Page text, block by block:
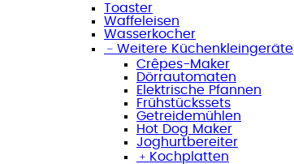
Toaster
Waffeleisen
Wasserkocher
﹣ Weitere Küchenkleingeräte
Crêpes-Maker
Dörrautomaten
Elektrische Pfannen
Frühstückssets
Getreidemühlen
Hot Dog Maker
Joghurtbereiter
﹢ Kochplatten